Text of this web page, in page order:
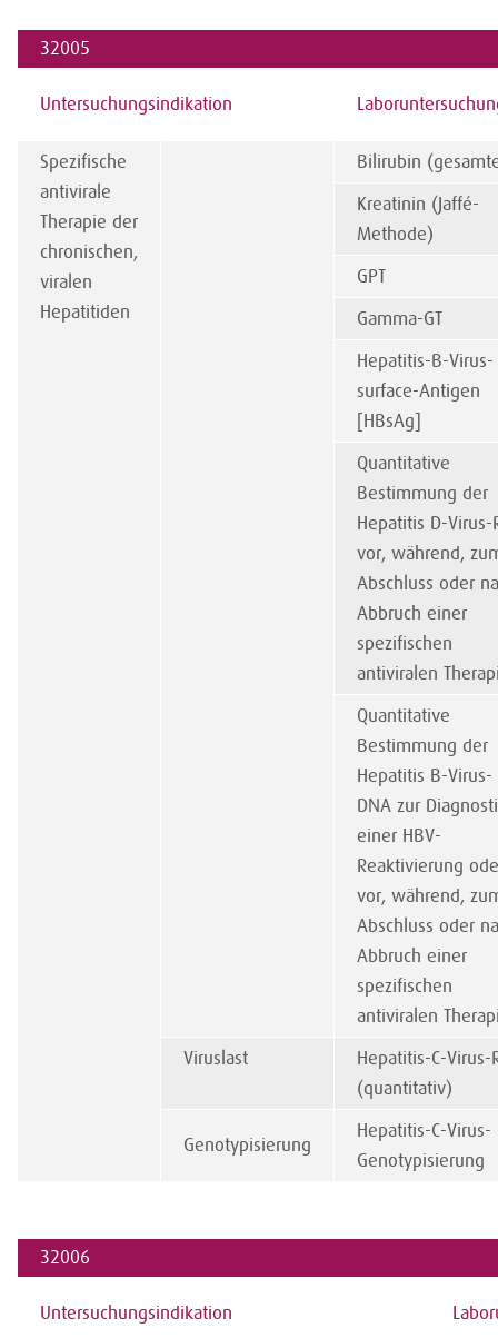
32005
Untersuchungsindikation
Spezifische
antivirale
Therapie der
chronischen,
viralen
Hepatitiden
Bilirubin
Kreatinin (Jaffé-
Methode)
GPT
Gamma-GT
Hepatitis-B-Virus-
surface-Antigen
[HBsAg]
Quantitative
Bestimmung der
Hepatitis D-Virus-
vor, während,
Abschluss oder
Abbruch einer
spezifischen
antiviralen
Quantitative
Bestimmung der
Hepatitis B-Virus-
DNA zur
einer HBV-
Reaktivierung
vor, während,
Abschluss oder
Abbruch einer
spezifischen
antiviralen
Viruslast
Hepatitis-C-Virus-
(quantitativ)
Genotypisierung
Hepatitis-C-Virus-
Genotypisierung
32006
Untersuchungsindikation